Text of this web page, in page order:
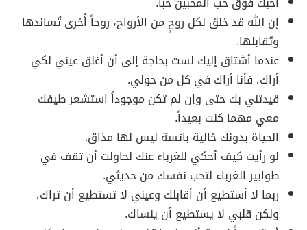
إن الله قد خلق لكل روحٍ من الأرواح، روحاً أُخرى تُساندها
وتُقابلها.
عندما أشتاق إليك لست بحاجة إلى أن أغلق عيني لكي
أراك، فأنا أراك في كل من حولي.
قيدتني بك حتى وإن لم تكن موجوداً استشعر طيفك
معي مهما كنت بعيداً.
الحياة بدونك خالية بائسة ليس لها مذاق.
لو رأيت كيف أحكي للغرباء عنك لحاولت أن تقف في
طوابير الغرباء لتحب نفسك من حديثي.
ربما لا أستطيع أن أقابلك وعيني لا تستطيع أن تراك،
ولكن قلبي لا يستطيع أن ينساك.